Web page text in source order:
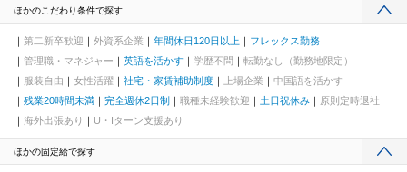
ほかのこだわり条件で探す
第二新卒歓迎 外資系企業 年間休日120日以上
フレックス勤務
管理職・マネジャー
英語を活かす 学歴不問
転勤なし（勤務地限定）
服装自由
女性活躍 社宅・家賃補助制度 上場企業
中国語を活かす
残業20時間未満
完全週休2日制 職種未経験歓迎 土日祝休み
原則定時退社
海外出張あり
U・Iターン支援あり
ほかの固定給で探す